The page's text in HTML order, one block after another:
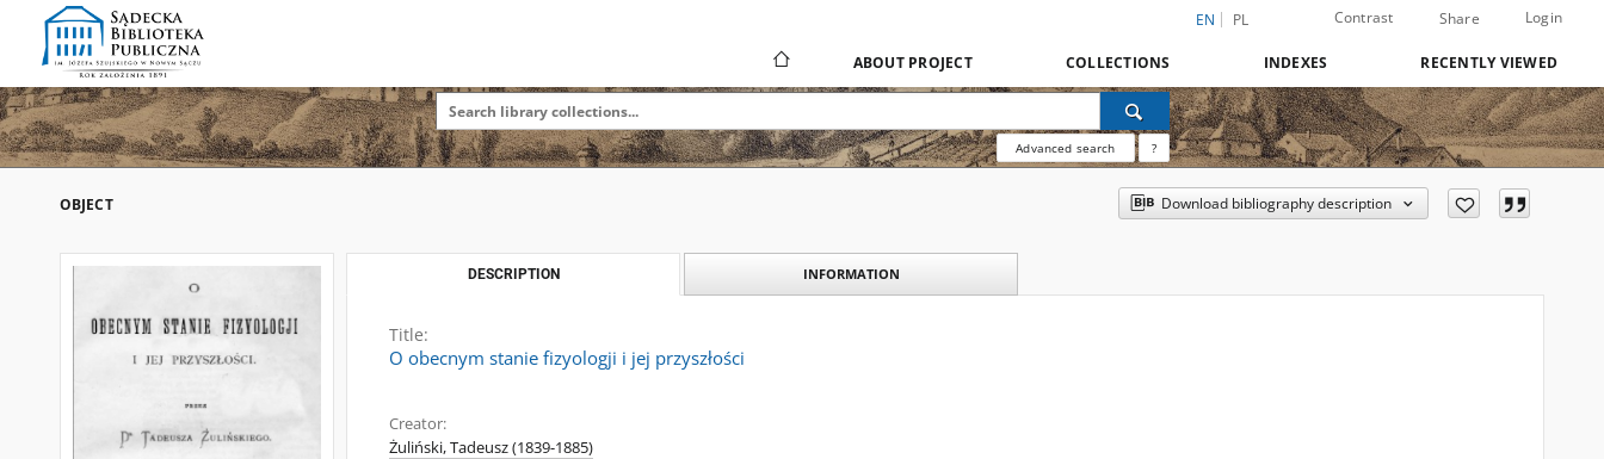
EN PL Contrast Share Login
ABOUT PROJECT COLLECTIONS INDEXES RECENTLY VIEWED
Advanced search ?
OBJECT Download bibliography description
DESCRIPTION INFORMATION
Title:
O obecnym stanie fizyologji i jej przyszłości
Creator:
Żuliński, Tadeusz (1839-1885)